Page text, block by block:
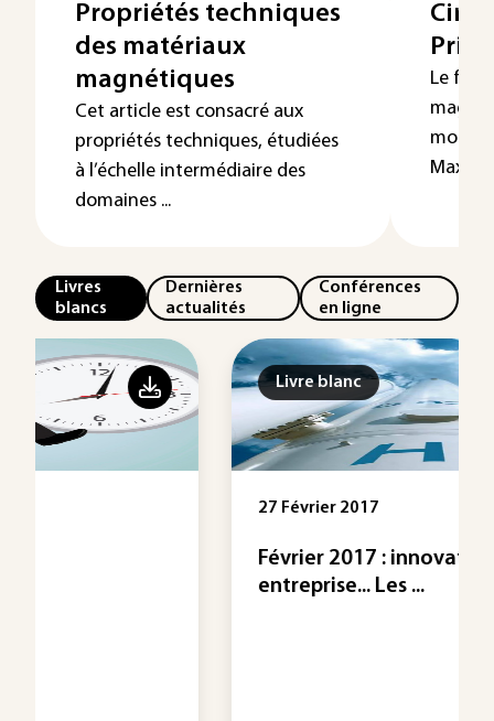
Propriétés techniques
des matériaux
magnétiques
Cet article est consacré aux
propriétés techniques, étudiées
à l’échelle intermédiaire des
domaines ...
Le
Livres
blancs
Dernières
actualités
Conférences
en ligne
Livre blanc
Février 2017 : innovation, énergie,